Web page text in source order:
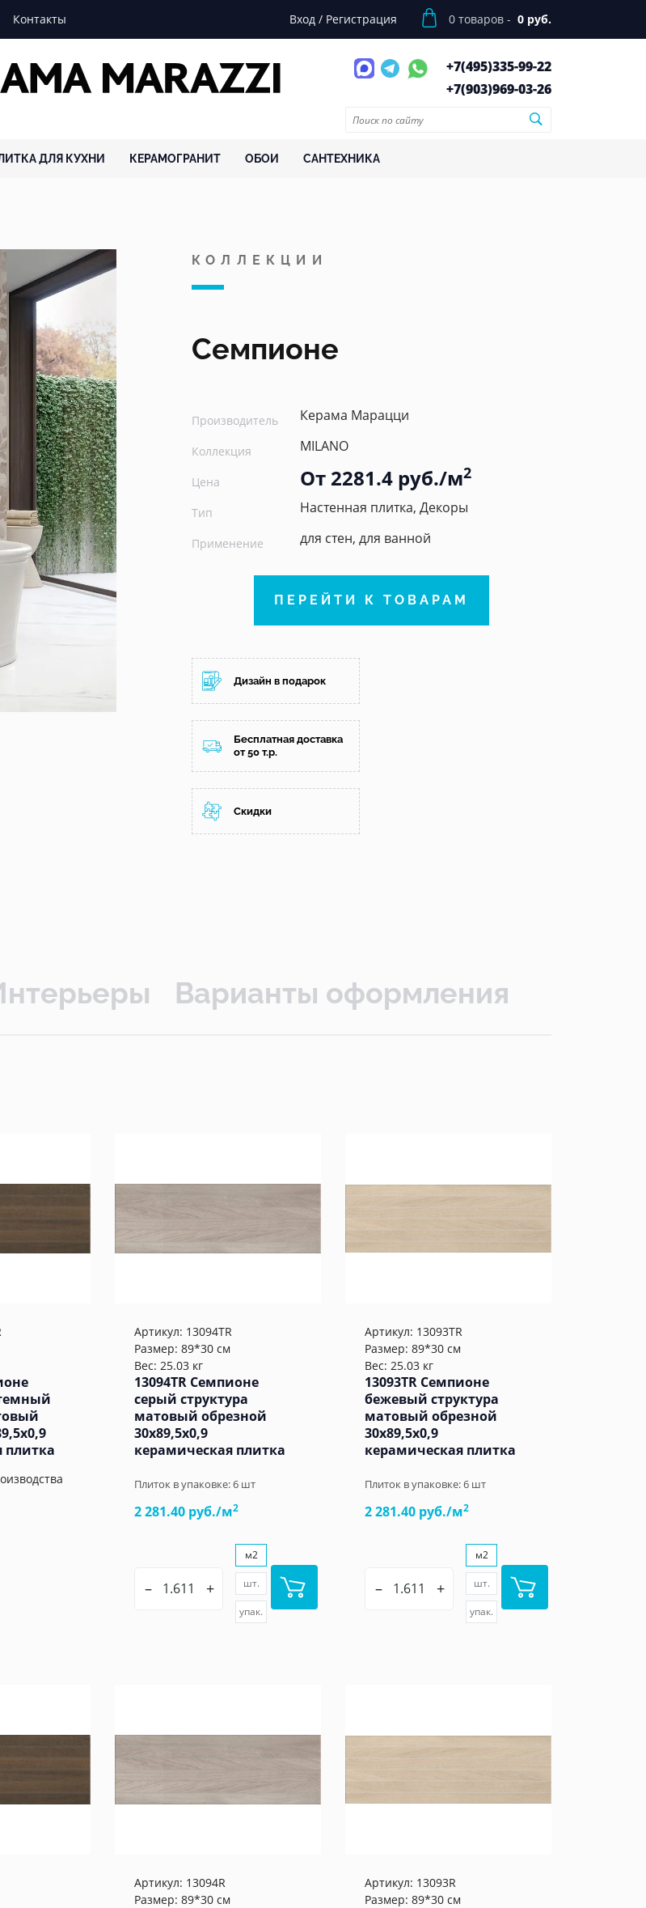
Контакты Вход / Регистрация 0 товаров - 0 руб.
+7(495)335-99-22
+7(903)969-03-26
ДЛЯ КУХНИ КЕРАМОГРАНИТ ОБОИ САНТЕХНИКА
КОЛЛЕКЦИИ
Семпионе
Производитель Керама Марацци
Коллекция MILANO
Цена От 2281.4 руб./м2
Тип Настенная плитка, Декоры
Применение для стен, для ванной
ПЕРЕЙТИ К ТОВАРАМ
Дизайн в подарок
Бесплатная доставка
от 50 т.р.
Скидки
Варианты оформления
плитка
Артикул: 13094TR
Размер: 89*30 см
Вес: 25.03 кг
13094TR Семпионе
серый структура
матовый обрезной
30x89,5x0,9
керамическая плитка
Плиток в упаковке:6 шт
2 281.40 руб./м2
– +
м2
шт.
упак.
Артикул: 13093TR
Размер: 89*30 см
Вес: 25.03 кг
13093TR Семпионе
бежевый структура
матовый обрезной
30x89,5x0,9
керамическая плитка
Плиток в упаковке:6 шт
2 281.40 руб./м2
– +
м2
шт.
упак.
Артикул: 13094R
Размер: 89*30 см
Артикул: 13093R
Размер: 89*30 см